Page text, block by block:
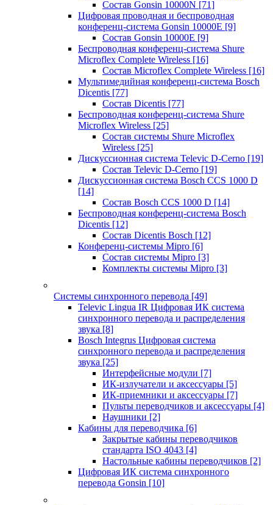
Состав Gonsin 10000N [71]
Цифровая проводная и беспроводная
конференц-система Gonsin 10000E [9]
Состав Gonsin 10000E [9]
Беспроводная конференц-система Shure
Microflex Complete Wireless [16]
Состав Microflex Complete Wireless [16]
Мультимедийная конференц-система Bosch
Dicentis [77]
Состав Dicentis [77]
Беспроводная конференц-система Shure
Microflex Wireless [25]
Состав системы Shure Microflex
Wireless [25]
Дискуссионная система Televic D-Cerno [19]
Состав Televic D-Cerno [19]
Дискуссионная система Bosch CCS 1000 D
[14]
Состав Bosch CCS 1000 D [14]
Беспроводная конференц-система Bosch
Dicentis [12]
Состав Dicentis Bosch [12]
Конференц-системы Mipro [6]
Состав системы Mipro [3]
Комплекты системы Mipro [3]
Системы синхронного перевода [49]
Televic Lingua IR Цифровая ИК система
синхронного перевода и распределения
звука [8]
Bosch Integrus Цифровая система
синхронного перевода и распределения
звука [25]
Интерфейсные модули [7]
ИК-излучатели и аксессуары [5]
ИК-приемники и аксессуары [7]
Пульты переводчиков и аксессуары [4]
Наушники [2]
Кабины для переводчика [6]
Закрытые кабины переводчиков
стандарта ISO 4043 [4]
Настольные кабины переводчиков [2]
Цифровая ИК система синхронного
перевода Gonsin [10]